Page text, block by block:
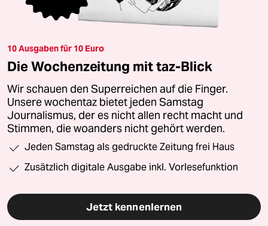
10 Ausgaben für 10 Euro
Die Wochenzeitung mit taz-Blick
Wir schauen den Superreichen auf die Finger.
Unsere wochentaz bietet jeden Samstag
Journalismus, der es nicht allen recht macht und
Stimmen, die woanders nicht gehört werden.
Jeden Samstag als gedruckte Zeitung frei Haus
Zusätzlich digitale Ausgabe inkl. Vorlesefunktion
Jetzt kennenlernen